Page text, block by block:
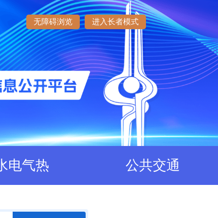
无障碍浏览 进入长者模式
电气热 公共交通